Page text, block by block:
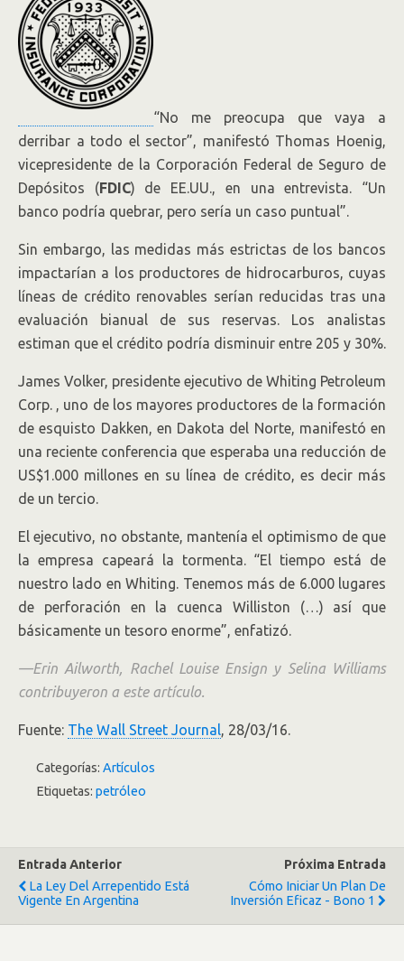
“No me preocupa que vaya a
derribar a todo el sector”, manifestó Thomas Hoenig,
vicepresidente de la Corporación Federal de Seguro de
Depósitos (FDIC) de EE.UU., en una entrevista. “Un
banco podría quebrar, pero sería un caso puntual”.
Sin embargo, las medidas más estrictas de los bancos
impactarían a los productores de hidrocarburos, cuyas
líneas de crédito renovables serían reducidas tras una
evaluación bianual de sus reservas. Los analistas
estiman que el crédito podría disminuir entre 205 y 30%.
James Volker, presidente ejecutivo de Whiting Petroleum
Corp. , uno de los mayores productores de la formación
de esquisto Dakken, en Dakota del Norte, manifestó en
una reciente conferencia que esperaba una reducción de
US$1.000 millones en su línea de crédito, es decir más
de un tercio.
El ejecutivo, no obstante, mantenía el optimismo de que
la empresa capeará la tormenta. “El tiempo está de
nuestro lado en Whiting. Tenemos más de 6.000 lugares
de perforación en la cuenca Williston (…) así que
básicamente un tesoro enorme”, enfatizó.
—Erin Ailworth, Rachel Louise Ensign y Selina Williams
contribuyeron a este artículo.
Fuente: The Wall Street Journal, 28/03/16.
Categorías: Artículos
Etiquetas: petróleo
Entrada Anterior
La Ley Del Arrepentido Está
Vigente En Argentina
Próxima Entrada
Cómo Iniciar Un Plan De
Inversión Eficaz - Bono 1